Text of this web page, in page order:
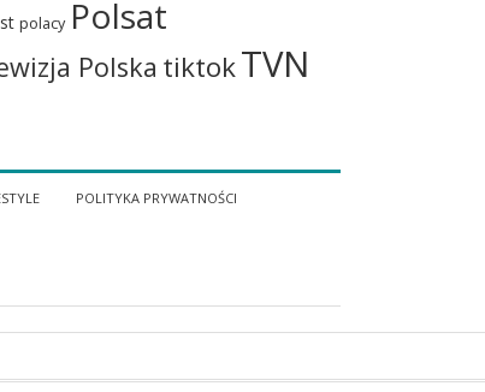
polacy Polsat
Polska tiktokTVN
POLITYKA PRYWATNOŚCI